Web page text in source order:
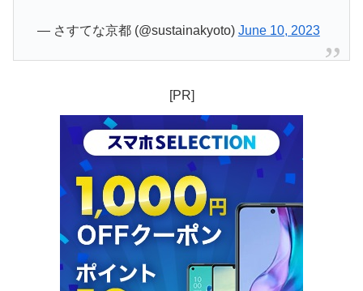
— さすてな京都 (@sustainakyoto) June 10, 2023
[PR]